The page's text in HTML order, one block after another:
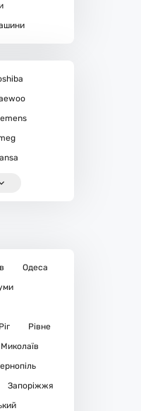
Одеса
Рівне
Миколаїв
Запоріжжя